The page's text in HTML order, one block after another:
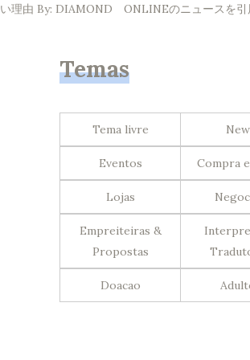
い理由 By: DIAMOND ONLINEのニュースを引
Temas
Tema livre
Eventos Compra
Lojas
Empreiteiras &
Propostas
Doacao